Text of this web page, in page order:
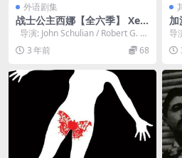
外语剧集
战士公主西娜【全六季】 Xen
a: Warrior Princess (1995-2
000)
导演: John Schulian / Robert G. Ta
p...
3 年前 68
导
片